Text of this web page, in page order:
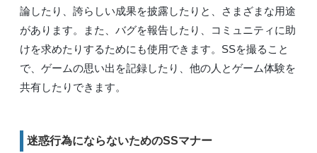
論したり、誇らしい成果を披露したりと、さまざまな用途
があります。また、バグを報告したり、コミュニティに助
けを求めたりするためにも使用できます。SSを撮ること
で、ゲームの思い出を記録したり、他の人とゲーム体験を
共有したりできます。
迷惑行為にならないためのSSマナー